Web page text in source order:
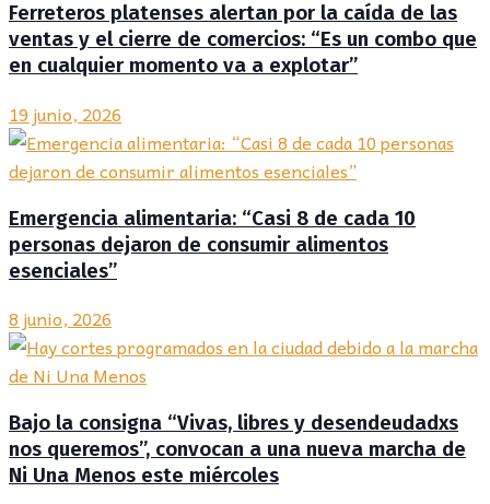
Ferreteros platenses alertan por la caída de las
ventas y el cierre de comercios: “Es un combo que
en cualquier momento va a explotar”
19 junio, 2026
Emergencia alimentaria: “Casi 8 de cada 10
personas dejaron de consumir alimentos
esenciales”
8 junio, 2026
Bajo la consigna “Vivas, libres y desendeudadxs
nos queremos”, convocan a una nueva marcha de
Ni Una Menos este miércoles